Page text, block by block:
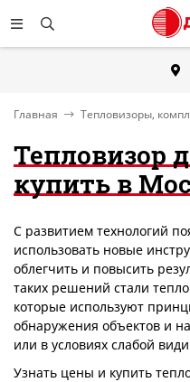
Главная Тепловизоры,
Тепловизор
купить в
С развитием технологий
использовать новые
облегчить и повысить
таких решений стали
которые используют
обнаружения объектов и
или в условиях слабой
Узнать цены и купить